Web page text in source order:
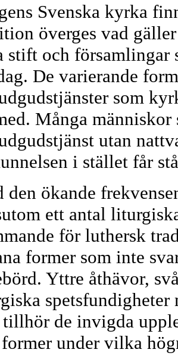
Svenska kyrka
överges vad
stift och församlingar
De varierande
som
Många
utan
i stället får
den ökande
ett antal
för luthersk
former som inte
Yttre åthävor,
spetsfundigheter
de invigda
under vilka